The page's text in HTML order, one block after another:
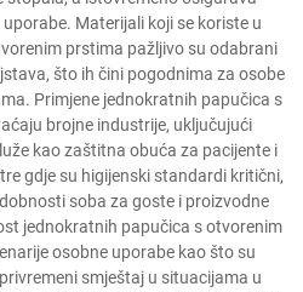
Materijali koji se koriste u
prstima pažljivo su odabrani
što ih čini pogodnima za osobe
Primjene jednokratnih papučica s
brojne industrije, uključujući
kao zaštitna obuća za pacijente i
gdje su higijenski standardi kritični,
soba za goste i proizvodne
jednokratnih papučica s otvorenim
osobne uporabe kao što su
smještaj u situacijama u